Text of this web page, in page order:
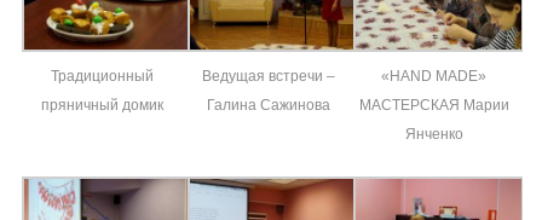
Традиционный
пряничный домик
Ведущая встречи –
Галина Сажинова
«HAND MADE»
МАСТЕРСКАЯ Марии
Янченко